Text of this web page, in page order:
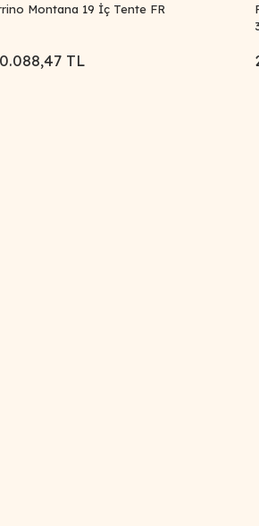
Montana 19 İç Tente FR
TL